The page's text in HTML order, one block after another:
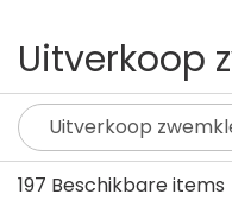
Uitverkoop
Uitverkoop
197 Beschikbare items